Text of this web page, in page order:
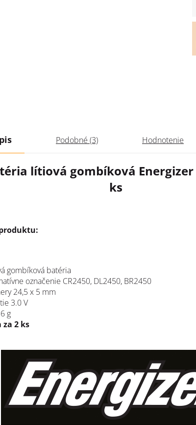
Podobné (3) Hodnotenie
lítiová gombíková Energizer
ks
gombíková batéria
označenie CR2450, DL2450, BR2450
24,5 x 5 mm
3.0 V
g
za 2 ks